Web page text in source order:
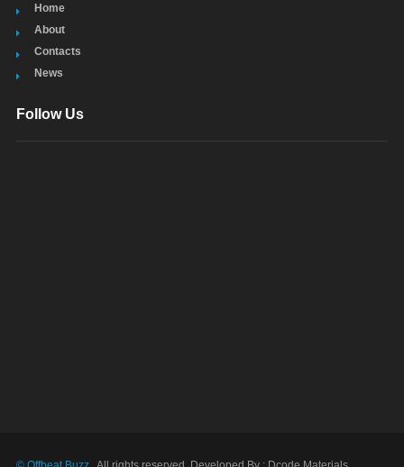
Home
About
Contacts
News
Follow Us